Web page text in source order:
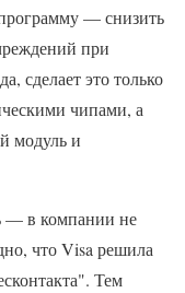
— снизить
при
сделает это только
чипами, а
модуль и
— в компании не
что Visa решила
Тем